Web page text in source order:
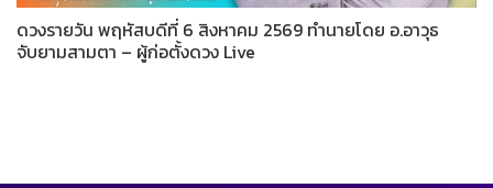
ดวงรายวัน พฤหัสบดีที่ 6 สิงหาคม 2569 ทำนายโดย อ.อาวุธ
จับยามสามตา – ผู้ก่อตั้งดวง Live